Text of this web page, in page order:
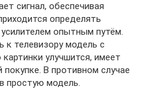
сигнал, обеспечивая
определять
опытным путём.
телевизору модель с
улучшится, имеет
В противном случае
простую модель.